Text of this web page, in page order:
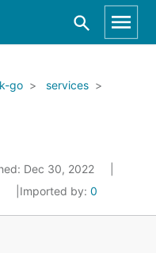
go
services
Dec 30, 2022
Imported by: 0